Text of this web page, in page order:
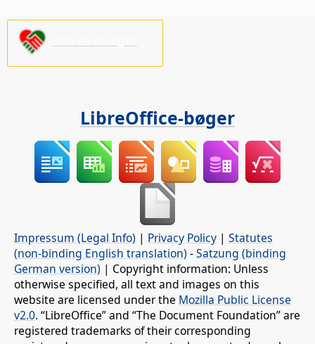
LibreOffice-bøger
Impressum (Legal Info) | Privacy Policy | Statutes
(non-binding English translation) -Satzung (binding
German version) | Copyright information: Unless
otherwise specified, all text and images on this
website are licensed under the Mozilla Public License
v2.0. “LibreOffice” and “The Document Foundation” are
registered trademarks of their corresponding